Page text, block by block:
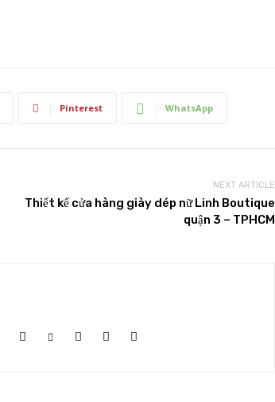
Pinterest WhatsApp
NEXT ARTICLE
Thiết kế cửa hàng giày dép nữ Linh Boutique
quận 3 – TPHCM